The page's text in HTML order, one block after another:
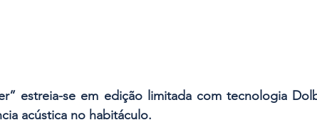
estreia-se em edição limitada com tecnologia
acústica no habitáculo.